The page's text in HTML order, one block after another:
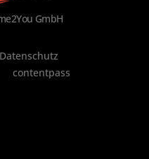
GmbH
Datenschutz
contentpass